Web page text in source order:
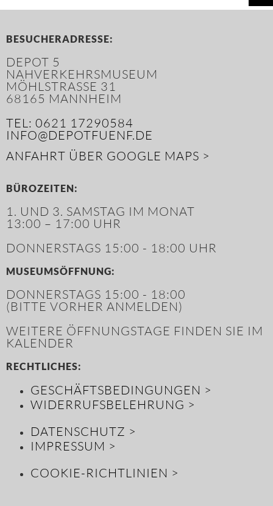
BESUCHERADRESSE:
DEPOT 5
NAHVERKEHRSMUSEUM
MÖHLSTRASSE 31
68165 MANNHEIM
TEL: 0621 17290584
INFO@DEPOTFUENF.DE
ANFAHRT ÜBER GOOGLE MAPS >
BÜROZEITEN:
1. UND 3. SAMSTAG IM MONAT
13:00 – 17:00 UHR
DONNERSTAGS 15:00 - 18:00 UHR
MUSEUMSÖFFNUNG:
DONNERSTAGS 15:00 - 18:00
(BITTE VORHER ANMELDEN)
WEITERE ÖFFNUNGSTAGE FINDEN SIE IM
KALENDER
RECHTLICHES:
GESCHÄFTSBEDINGUNGEN >
WIDERRUFSBELEHRUNG >
DATENSCHUTZ >
IMPRESSUM >
COOKIE-RICHTLINIEN >